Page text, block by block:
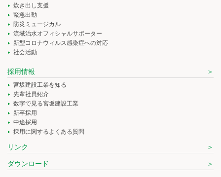
炊き出し支援
緊急出動
防災ミュージカル
流域治水オフィシャルサポーター
新型コロナウィルス感染症への対応
社会活動
採用情報
宮坂建設工業を知る
先輩社員紹介
数字で見る宮坂建設工業
新卒採用
中途採用
採用に関するよくある質問
リンク
ダウンロード